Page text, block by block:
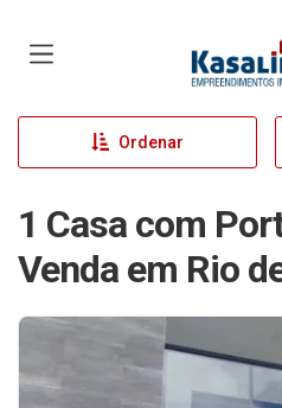
Página
Ordenar
1 Casa com
Venda em Rio